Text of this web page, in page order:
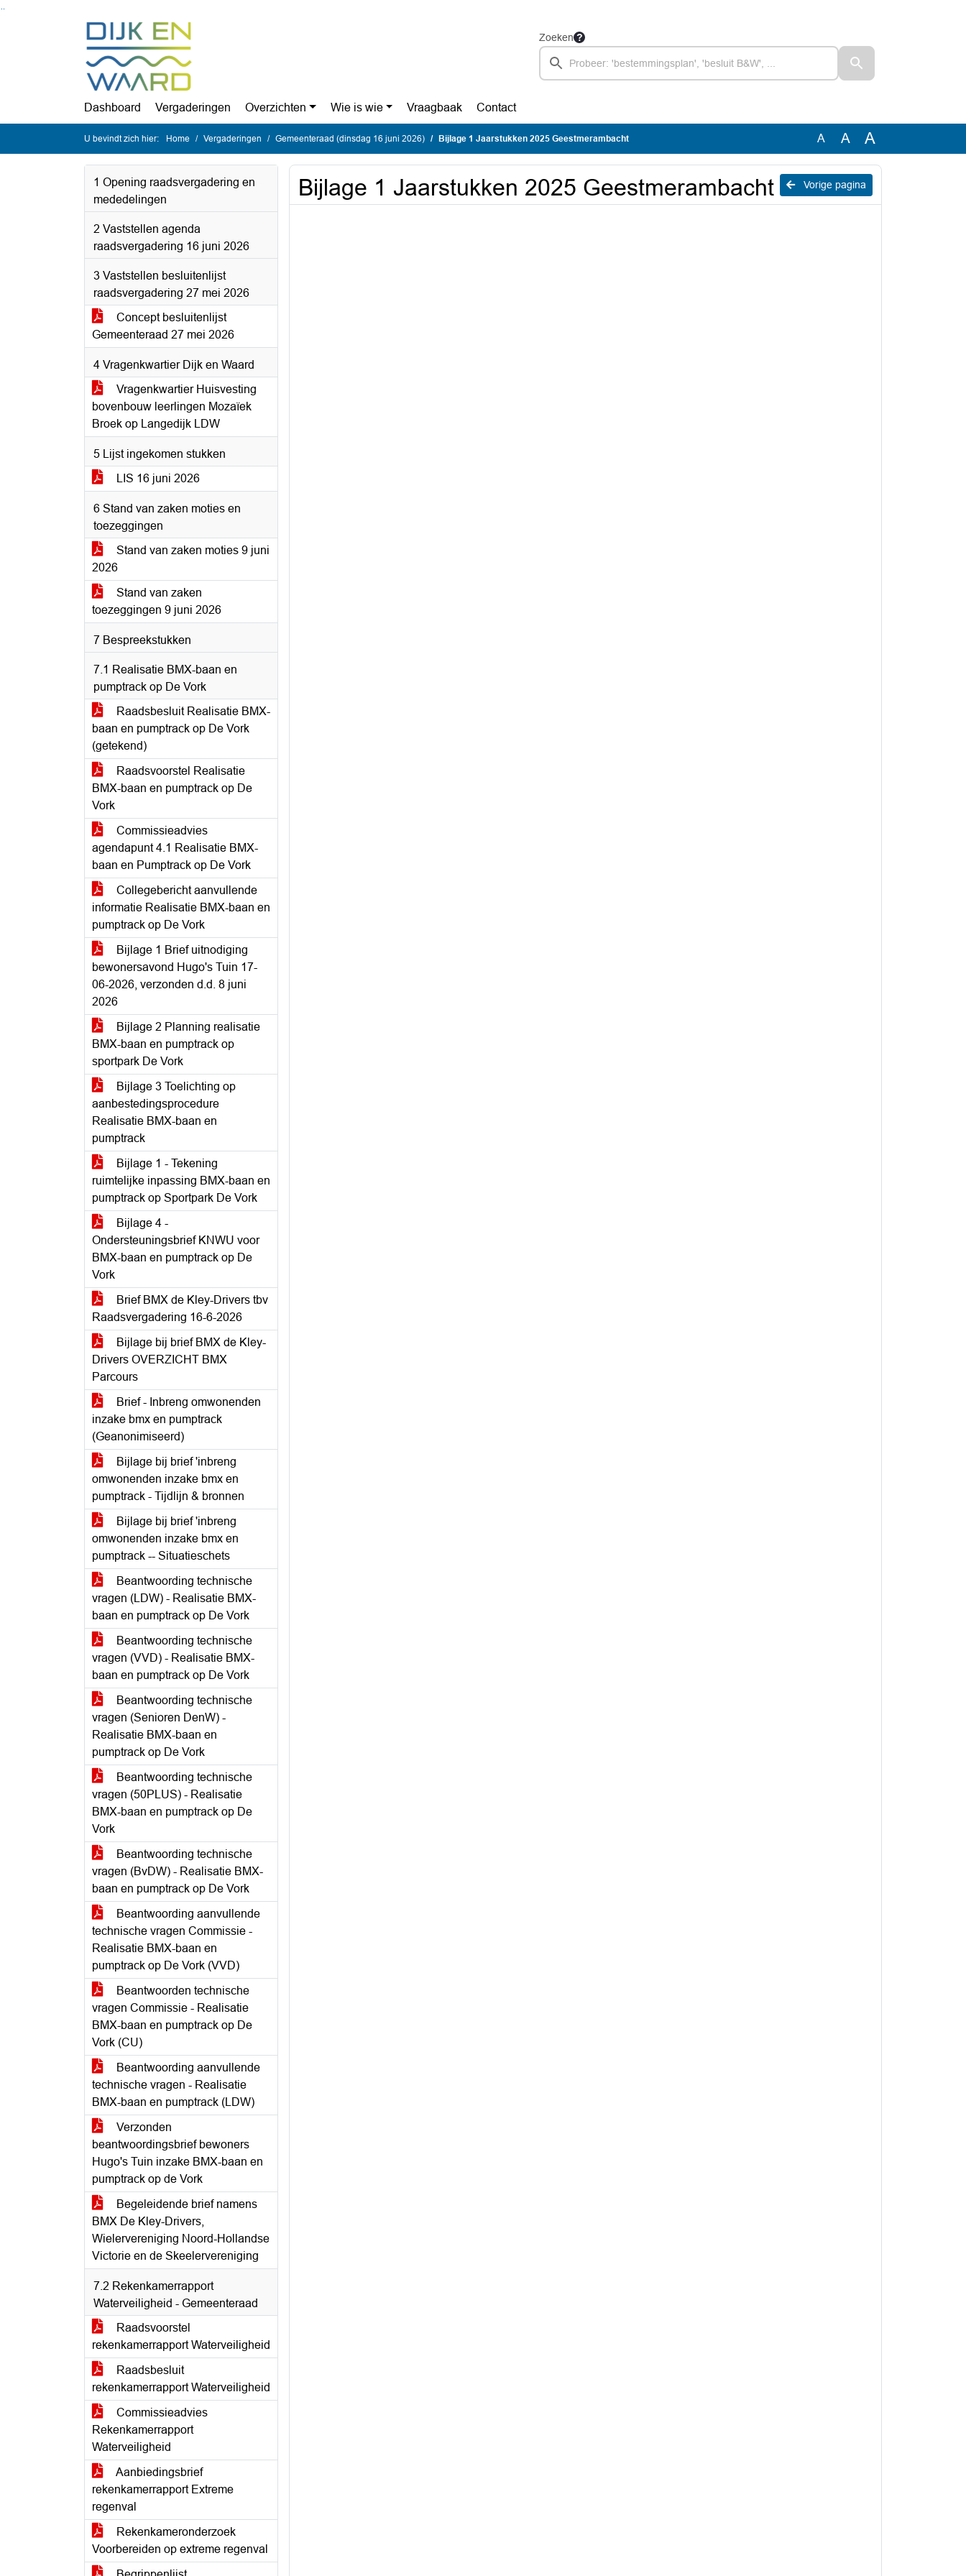
Zoeken
Dashboard Vergaderingen Overzichten Wie is wie Vraagbaak Contact
U bevindt zich hier: Home Vergaderingen Gemeenteraad (dinsdag 16 juni 2026) Bijlage 1 Jaarstukken 2025 Geestmerambacht A A A
1 Opening raadsvergadering en
mededelingen
2 Vaststellen agenda
raadsvergadering 16 juni 2026
3 Vaststellen besluitenlijst
raadsvergadering 27 mei 2026
Concept besluitenlijst
Gemeenteraad 27 mei 2026
4 Vragenkwartier Dijk en Waard
Vragenkwartier Huisvesting
bovenbouw leerlingen Mozaïek
Broek op Langedijk LDW
5 Lijst ingekomen stukken
LIS 16 juni 2026
6 Stand van zaken moties en
toezeggingen
Stand van zaken moties 9 juni
2026
Stand van zaken
toezeggingen 9 juni 2026
7 Bespreekstukken
7.1 Realisatie BMX-baan en
pumptrack op De Vork
Raadsbesluit Realisatie BMX-
baan en pumptrack op De Vork
(getekend)
Raadsvoorstel Realisatie
BMX-baan en pumptrack op De
Vork
Commissieadvies
agendapunt 4.1 Realisatie BMX-
baan en Pumptrack op De Vork
Collegebericht aanvullende
informatie Realisatie BMX-baan en
pumptrack op De Vork
Bijlage 1 Brief uitnodiging
bewonersavond Hugo's Tuin 17-
06-2026, verzonden d.d. 8 juni
2026
Bijlage 2 Planning realisatie
BMX-baan en pumptrack op
sportpark De Vork
Bijlage 3 Toelichting op
aanbestedingsprocedure
Realisatie BMX-baan en
pumptrack
Bijlage 1 - Tekening
ruimtelijke inpassing BMX-baan en
pumptrack op Sportpark De Vork
Bijlage 4 -
Ondersteuningsbrief KNWU voor
BMX-baan en pumptrack op De
Vork
Brief BMX de Kley-Drivers tbv
Raadsvergadering 16-6-2026
Bijlage bij brief BMX de Kley-
Drivers OVERZICHT BMX
Parcours
Brief - Inbreng omwonenden
inzake bmx en pumptrack
(Geanonimiseerd)
Bijlage bij brief 'inbreng
omwonenden inzake bmx en
pumptrack - Tijdlijn & bronnen
Bijlage bij brief 'inbreng
omwonenden inzake bmx en
pumptrack -- Situatieschets
Beantwoording technische
vragen (LDW) - Realisatie BMX-
baan en pumptrack op De Vork
Beantwoording technische
vragen (VVD) - Realisatie BMX-
baan en pumptrack op De Vork
Beantwoording technische
vragen (Senioren DenW) -
Realisatie BMX-baan en
pumptrack op De Vork
Beantwoording technische
vragen (50PLUS) - Realisatie
BMX-baan en pumptrack op De
Vork
Beantwoording technische
vragen (BvDW) - Realisatie BMX-
baan en pumptrack op De Vork
Beantwoording aanvullende
technische vragen Commissie -
Realisatie BMX-baan en
pumptrack op De Vork (VVD)
Beantwoorden technische
vragen Commissie - Realisatie
BMX-baan en pumptrack op De
Vork (CU)
Beantwoording aanvullende
technische vragen - Realisatie
BMX-baan en pumptrack (LDW)
Verzonden
beantwoordingsbrief bewoners
Hugo's Tuin inzake BMX-baan en
pumptrack op de Vork
Begeleidende brief namens
BMX De Kley-Drivers,
Wielervereniging Noord-Hollandse
Victorie en de Skeelervereniging
7.2 Rekenkamerrapport
Waterveiligheid - Gemeenteraad
Raadsvoorstel
rekenkamerrapport Waterveiligheid
Raadsbesluit
rekenkamerrapport Waterveiligheid
Commissieadvies
Rekenkamerrapport
Waterveiligheid
Aanbiedingsbrief
rekenkamerrapport Extreme
regenval
Rekenkameronderzoek
Voorbereiden op extreme regenval
Vorige pagina
Bijlage 1 Jaarstukken 2025 Geestmerambacht